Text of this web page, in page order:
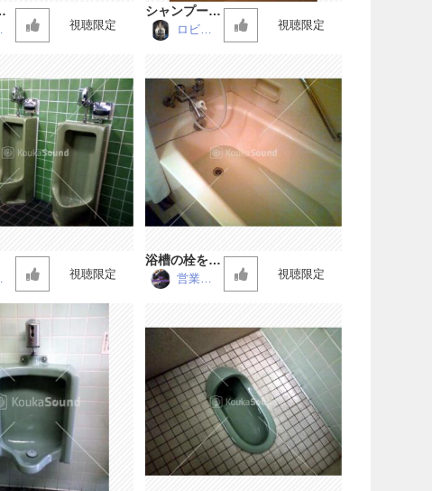
視聴限定
シャンプーの
ポンプ音ロビン
視聴限定
視聴限定
浴槽の栓を抜
いて湯を流す
営業マ
視聴限定